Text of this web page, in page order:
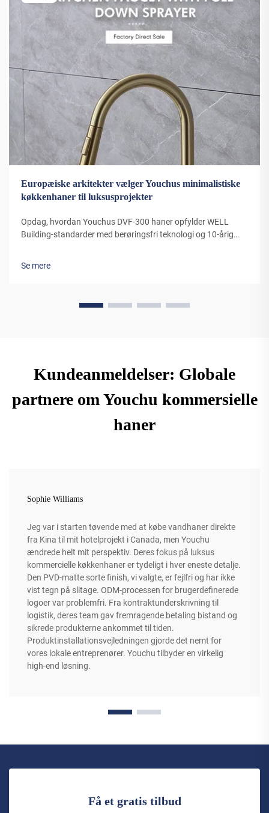
Europæiske arkitekter vælger Youchus minimalistiske
køkkenhaner til luksusprojekter
Opdag, hvordan Youchus DVF-300 haner opfylder WELL
Building-standarder med berøringsfri teknologi og 10-årig
Se mere
Kundeanmeldelser: Globale
partnere om Youchu kommersielle
haner
Sophie Williams
Jeg var i starten tøvende med at købe vandhaner direkte
fra Kina til mit hotelprojekt i Canada, men Youchu
ændrede helt mit perspektiv. Deres fokus på luksus
kommercielle køkkenhaner er tydeligt i hver eneste detalje.
Den PVD-matte sorte finish, vi valgte, er fejlfri og har ikke
vist tegn på slitage. ODM-processen for brugerdefinerede
logoer var problemfri. Fra kontraktunderskrivning til
logistik, deres team gav fremragende betaling bistand og
sikrede produkterne ankommet til tiden.
Produktinstallationsvejledningen gjorde det nemt for
vores lokale entreprenører. Youchu tilbyder en virkelig
high-end løsning.
Få et gratis tilbud